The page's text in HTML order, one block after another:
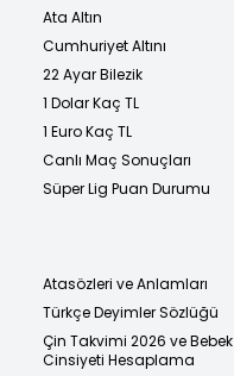
Ata Altın
Cumhuriyet Altını
22 Ayar Bilezik
1 Dolar Kaç TL
1 Euro Kaç TL
Canlı Maç Sonuçları
Süper Lig Puan Durumu
Atasözleri ve Anlamları
Türkçe Deyimler Sözlüğü
Çin Takvimi 2026 ve Bebek
Cinsiyeti Hesaplama